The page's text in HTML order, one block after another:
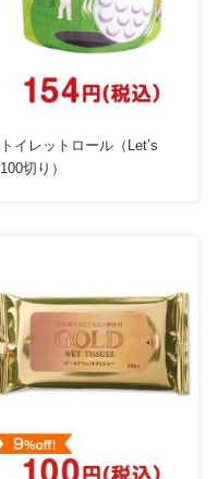
トイレットロール（Let’s
100切り）